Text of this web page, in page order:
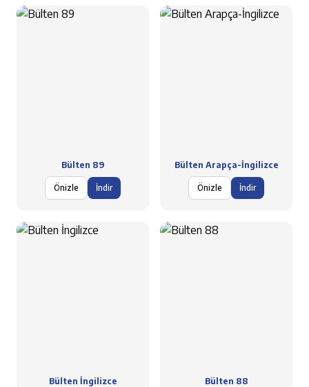
Bülten 89
Önizle İndir
Bülten Arapça-İngilizce
Önizle İndir
Bülten İngilizce Bülten 88